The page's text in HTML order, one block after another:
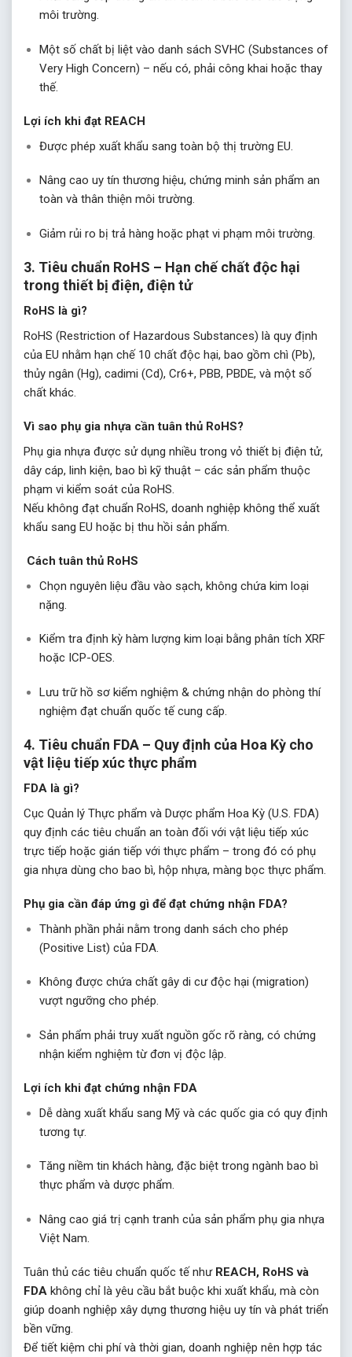
môi trường.
Một số chất bị liệt vào danh sách SVHC (Substances of
Very High Concern) – nếu có, phải công khai hoặc thay
thế.
Lợi ích khi đạt REACH
Được phép xuất khẩu sang toàn bộ thị trường EU.
Nâng cao uy tín thương hiệu, chứng minh sản phẩm an
toàn và thân thiện môi trường.
Giảm rủi ro bị trả hàng hoặc phạt vi phạm môi trường.
3. Tiêu chuẩn RoHS – Hạn chế chất độc hại
trong thiết bị điện, điện tử
RoHS là gì?
RoHS (Restriction of Hazardous Substances) là quy định
của EU nhằm hạn chế 10 chất độc hại, bao gồm chì (Pb),
thủy ngân (Hg), cadimi (Cd), Cr6+, PBB, PBDE, và một số
chất khác.
Vì sao phụ gia nhựa cần tuân thủ RoHS?
Phụ gia nhựa được sử dụng nhiều trong vỏ thiết bị điện tử,
dây cáp, linh kiện, bao bì kỹ thuật – các sản phẩm thuộc
phạm vi kiểm soát của RoHS.
Nếu không đạt chuẩn RoHS, doanh nghiệp không thể xuất
khẩu sang EU hoặc bị thu hồi sản phẩm.
Cách tuân thủ RoHS
Chọn nguyên liệu đầu vào sạch, không chứa kim loại
nặng.
Kiểm tra định kỳ hàm lượng kim loại bằng phân tích XRF
hoặc ICP-OES.
Lưu trữ hồ sơ kiểm nghiệm & chứng nhận do phòng thí
nghiệm đạt chuẩn quốc tế cung cấp.
4. Tiêu chuẩn FDA – Quy định của Hoa Kỳ cho
vật liệu tiếp xúc thực phẩm
FDA là gì?
Cục Quản lý Thực phẩm và Dược phẩm Hoa Kỳ (U.S. FDA)
quy định các tiêu chuẩn an toàn đối với vật liệu tiếp xúc
trực tiếp hoặc gián tiếp với thực phẩm – trong đó có phụ
gia nhựa dùng cho bao bì, hộp nhựa, màng bọc thực phẩm.
Phụ gia cần đáp ứng gì để đạt chứng nhận FDA?
Thành phần phải nằm trong danh sách cho phép
(Positive List) của FDA.
Không được chứa chất gây di cư độc hại (migration)
vượt ngưỡng cho phép.
Sản phẩm phải truy xuất nguồn gốc rõ ràng, có chứng
nhận kiểm nghiệm từ đơn vị độc lập.
Lợi ích khi đạt chứng nhận FDA
Dễ dàng xuất khẩu sang Mỹ và các quốc gia có quy định
tương tự.
Tăng niềm tin khách hàng, đặc biệt trong ngành bao bì
thực phẩm và dược phẩm.
Nâng cao giá trị cạnh tranh của sản phẩm phụ gia nhựa
Việt Nam.
Tuân thủ các tiêu chuẩn quốc tế như REACH, RoHS và
FDA không chỉ là yêu cầu bắt buộc khi xuất khẩu, mà còn
giúp doanh nghiệp xây dựng thương hiệu uy tín và phát triển
bền vững.
Để tiết kiệm chi phí và thời gian, doanh nghiệp nên hợp tác